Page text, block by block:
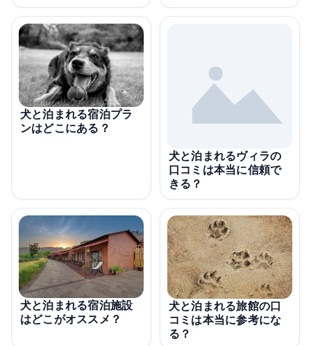
犬と泊まれる宿泊プラ
ンはどこにある？
犬と泊まれるヴィラの
口コミは本当に信頼で
きる？
犬と泊まれる宿泊施設
はどこがオススメ？
犬と泊まれる旅館の口
コミは本当に参考にな
る？